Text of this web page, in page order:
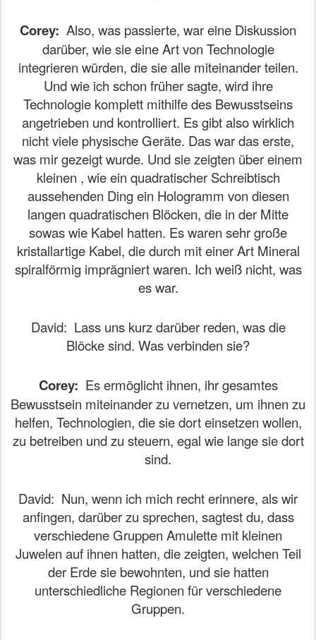
Corey: Also, was passierte, war eine Diskussion
darüber, wie sie eine Art von Technologie
integrieren würden, die sie alle miteinander teilen.
Und wie ich schon früher sagte, wird ihre
Technologie komplett mithilfe des Bewusstseins
angetrieben und kontrolliert. Es gibt also wirklich
nicht viele physische Geräte. Das war das erste,
was mir gezeigt wurde. Und sie zeigten über einem
kleinen , wie ein quadratischer Schreibtisch
aussehenden Ding ein Hologramm von diesen
langen quadratischen Blöcken, die in der Mitte
sowas wie Kabel hatten. Es waren sehr große
kristallartige Kabel, die durch mit einer Art Mineral
spiralförmig imprägniert waren. Ich weiß nicht, was
es war.
David: Lass uns kurz darüber reden, was die
Blöcke sind. Was verbinden sie?
Corey: Es ermöglicht ihnen, ihr gesamtes
Bewusstsein miteinander zu vernetzen, um ihnen zu
helfen, Technologien, die sie dort einsetzen wollen,
zu betreiben und zu steuern, egal wie lange sie dort
sind.
David: Nun, wenn ich mich recht erinnere, als wir
anfingen, darüber zu sprechen, sagtest du, dass
verschiedene Gruppen Amulette mit kleinen
Juwelen auf ihnen hatten, die zeigten, welchen Teil
der Erde sie bewohnten, und sie hatten
unterschiedliche Regionen für verschiedene
Gruppen.